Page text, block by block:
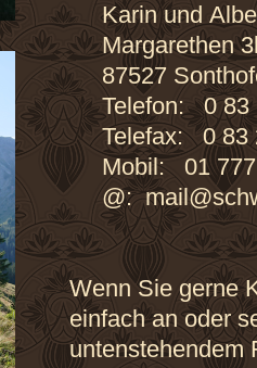
Karin und
Margarethen
87527
Telefon: 0 83
Telefax: 0 83
Mobil: 01
@:
Wenn Sie gerne
einfach an oder
untenstehendem